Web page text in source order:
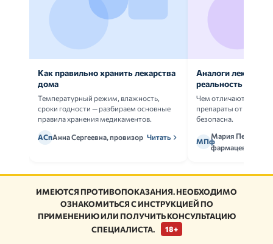
Как правильно хранить лекарства
дома
Температурный режим, влажность,
сроки годности — разбираем основные
правила хранения медикаментов.
АСпАнна Сергеевна, провизор Читать
Аналоги
реальность
Чем отличаются
препараты от
безопасна.
МПф
Мария Петрова,
фармацевт
ИМЕЮТСЯ ПРОТИВОПОКАЗАНИЯ. НЕОБХОДИМО
ОЗНАКОМИТЬСЯ С ИНСТРУКЦИЕЙ ПО
ПРИМЕНЕНИЮ ИЛИ ПОЛУЧИТЬ КОНСУЛЬТАЦИЮ
СПЕЦИАЛИСТА.
18+